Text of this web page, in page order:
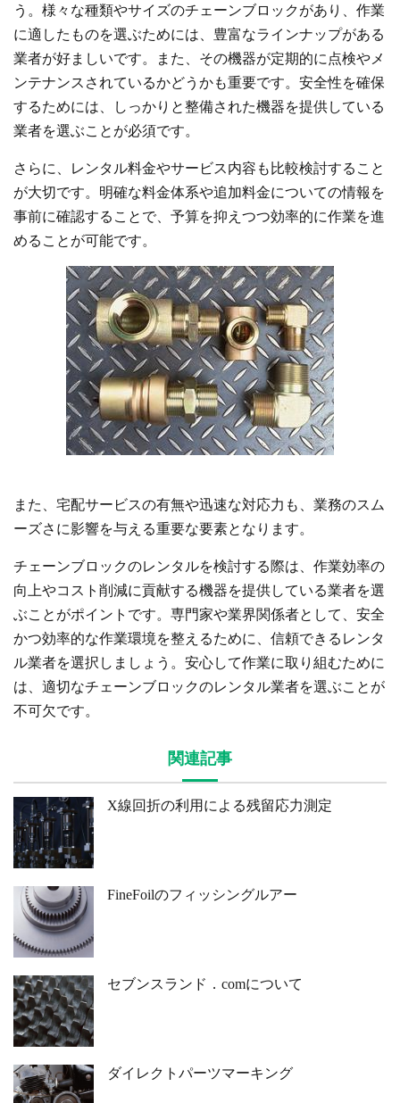
う。様々な種類やサイズのチェーンブロックがあり、作業
に適したものを選ぶためには、豊富なラインナップがある
業者が好ましいです。また、その機器が定期的に点検やメ
ンテナンスされているかどうかも重要です。安全性を確保
するためには、しっかりと整備された機器を提供している
業者を選ぶことが必須です。
さらに、レンタル料金やサービス内容も比較検討すること
が大切です。明確な料金体系や追加料金についての情報を
事前に確認することで、予算を抑えつつ効率的に作業を進
めることが可能です。
また、宅配サービスの有無や迅速な対応力も、業務のスム
ーズさに影響を与える重要な要素となります。
チェーンブロックのレンタルを検討する際は、作業効率の
向上やコスト削減に貢献する機器を提供している業者を選
ぶことがポイントです。専門家や業界関係者として、安全
かつ効率的な作業環境を整えるために、信頼できるレンタ
ル業者を選択しましょう。安心して作業に取り組むために
は、適切なチェーンブロックのレンタル業者を選ぶことが
不可欠です。
関連記事
X線回折の利用による残留応力測定
FineFoilのフィッシングルアー
セブンスランド．comについて
ダイレクトパーツマーキング